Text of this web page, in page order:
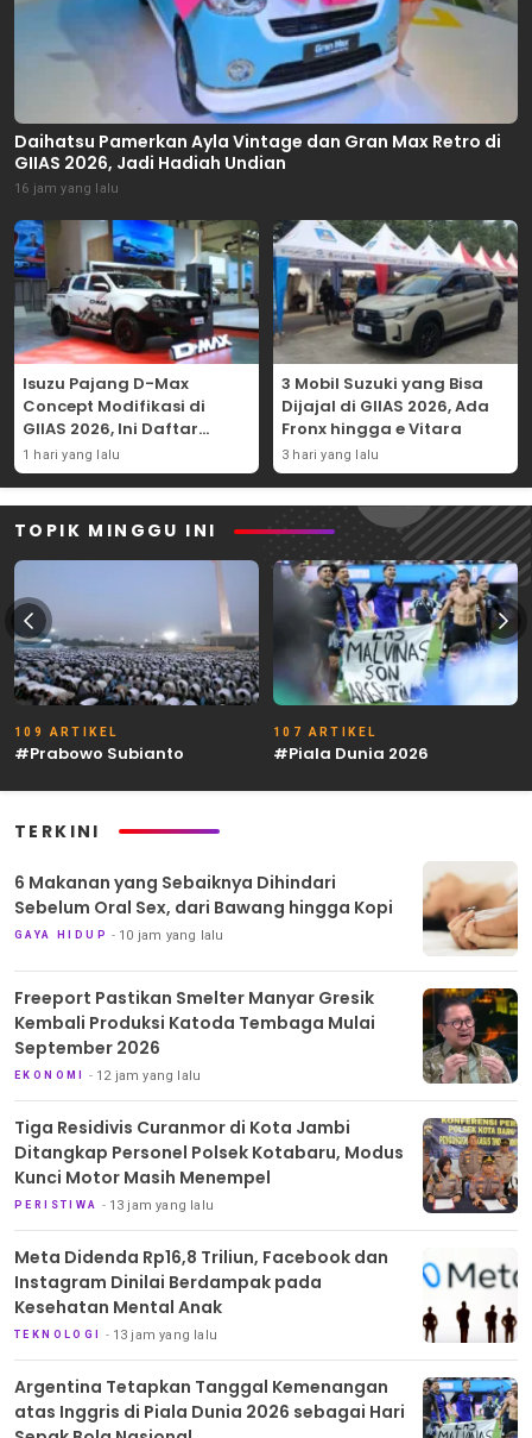
Daihatsu Pamerkan Ayla Vintage dan Gran Max Retro di
GIIAS 2026, Jadi Hadiah Undian
16 jam yang lalu
Isuzu Pajang D-Max
Concept Modifikasi di
GIIAS 2026, Ini Daftar
Ubahannya
1 hari yang lalu
3 Mobil Suzuki yang Bisa
Dijajal di GIIAS 2026, Ada
Fronx hingga e Vitara
3 hari yang lalu
TOPIK MINGGU INI
109 ARTIKEL
#Prabowo Subianto
107 ARTIKEL
#Piala Dunia 2026
TERKINI
6 Makanan yang Sebaiknya Dihindari
Sebelum Oral Sex, dari Bawang hingga Kopi
GAYA HIDUP 10 jam yang lalu
Freeport Pastikan Smelter Manyar Gresik
Kembali Produksi Katoda Tembaga Mulai
September 2026
EKONOMI 12 jam yang lalu
Tiga Residivis Curanmor di Kota Jambi
Ditangkap Personel Polsek Kotabaru, Modus
Kunci Motor Masih Menempel
PERISTIWA 13 jam yang lalu
Meta Didenda Rp16,8 Triliun, Facebook dan
Instagram Dinilai Berdampak pada
Kesehatan Mental Anak
TEKNOLOGI 13 jam yang lalu
Argentina Tetapkan Tanggal Kemenangan
atas Inggris di Piala Dunia 2026 sebagai Hari